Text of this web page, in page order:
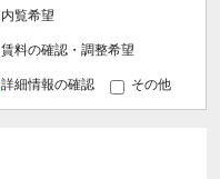
内覧希望
賃料の確認・調整希望
詳細情報の確認 その他